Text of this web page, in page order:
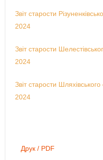
Звіт старости
2024
Звіт старости
2024
Звіт старости
2024
Друк / PDF